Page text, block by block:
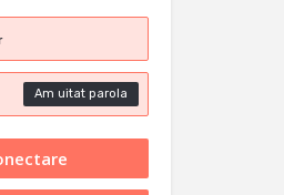
Am uitat parola